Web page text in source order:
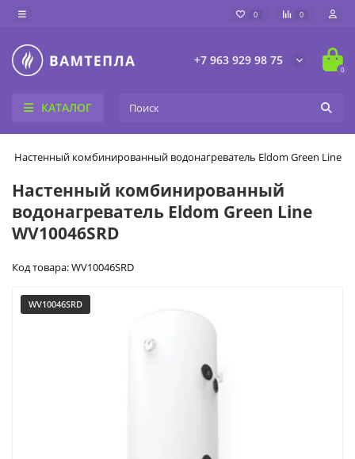
0 0
+7 963 929 98 75
0
КАТАЛОГ
Настенный комбинированный водонагреватель Eldom Green Line
Настенный комбинированный
водонагреватель Eldom Green Line
WV10046SRD
Код товара: WV10046SRD
WV10046SRD